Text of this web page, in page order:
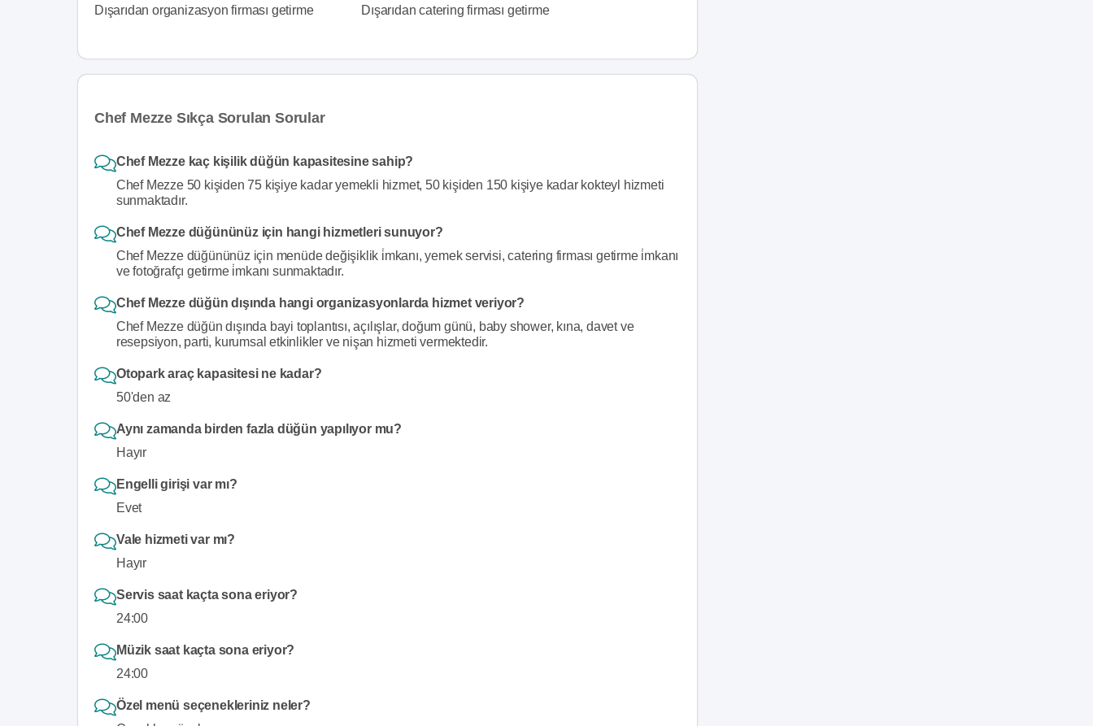
Dışarıdan organizasyon firması getirme
Dışarıdan catering firması getirme
Chef Mezze Sıkça Sorulan Sorular
Chef Mezze kaç kişilik düğün kapasitesine sahip?
Chef Mezze 50 kişiden 75 kişiye kadar yemekli hizmet, 50 kişiden 150 kişiye kadar kokteyl hizmeti
sunmaktadır.
Chef Mezze düğününüz için hangi hizmetleri sunuyor?
Chef Mezze düğününüz için menüde değişiklik i̇mkanı, yemek servisi, catering firması getirme i̇mkanı
ve fotoğrafçı getirme i̇mkanı sunmaktadır.
Chef Mezze düğün dışında hangi organizasyonlarda hizmet veriyor?
Chef Mezze düğün dışında bayi toplantısı, açılışlar, doğum günü, baby shower, kına, davet ve
resepsiyon, parti, kurumsal etkinlikler ve nişan hizmeti vermektedir.
Otopark araç kapasitesi ne kadar?
50'den az
Aynı zamanda birden fazla düğün yapılıyor mu?
Hayır
Engelli girişi var mı?
Evet
Vale hizmeti var mı?
Hayır
Servis saat kaçta sona eriyor?
24:00
Müzik saat kaçta sona eriyor?
24:00
Özel menü seçenekleriniz neler?